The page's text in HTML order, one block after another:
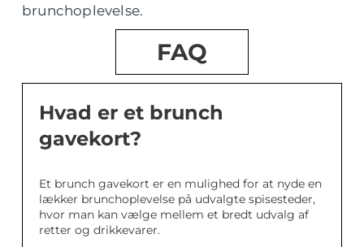
brunchoplevelse.
FAQ
Hvad er et brunch
gavekort?
Et brunch gavekort er en mulighed for at nyde en
lækker brunchoplevelse på udvalgte spisesteder,
hvor man kan vælge mellem et bredt udvalg af
retter og drikkevarer.